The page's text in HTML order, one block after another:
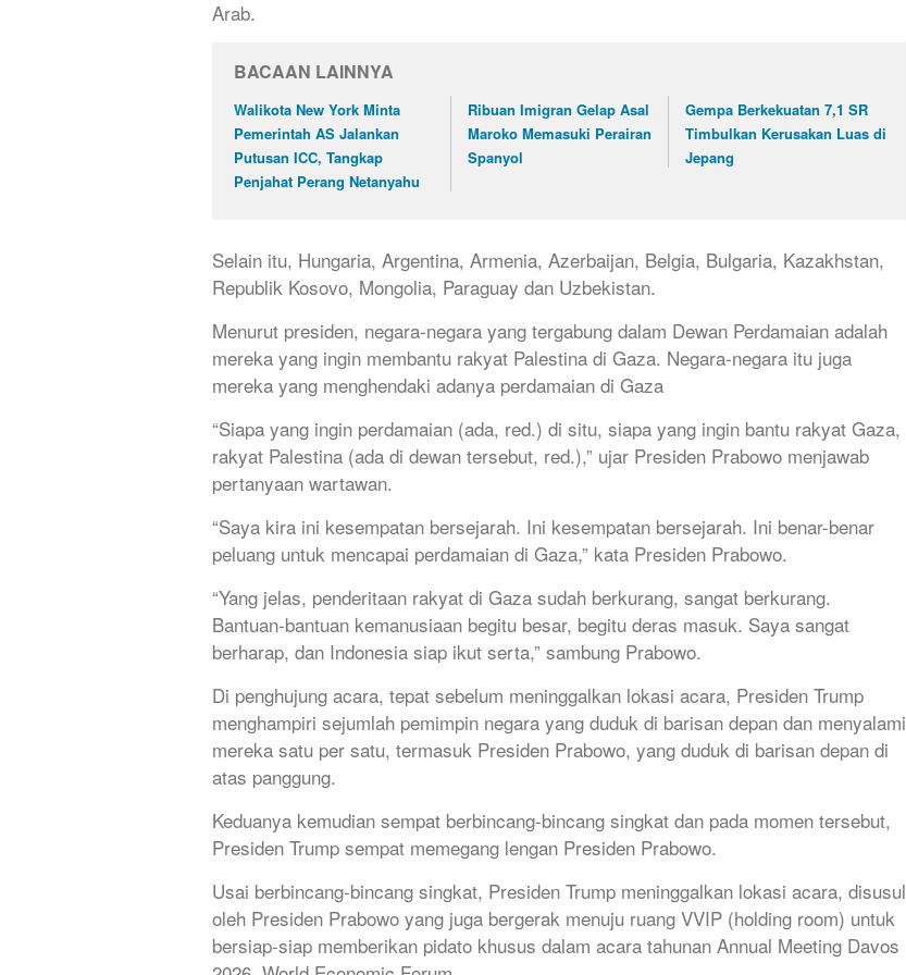
Arab.
BACAAN LAINNYA
Walikota New York Minta
Pemerintah AS Jalankan
Putusan ICC, Tangkap
Penjahat Perang Netanyahu
Ribuan Imigran Gelap Asal
Maroko Memasuki Perairan
Spanyol
Gempa Berkekuatan 7,1 SR
Timbulkan Kerusakan Luas di
Jepang
Selain itu, Hungaria, Argentina, Armenia, Azerbaijan, Belgia, Bulgaria, Kazakhstan,
Republik Kosovo, Mongolia, Paraguay dan Uzbekistan.
Menurut presiden, negara-negara yang tergabung dalam Dewan Perdamaian adalah
mereka yang ingin membantu rakyat Palestina di Gaza. Negara-negara itu juga
mereka yang menghendaki adanya perdamaian di Gaza
“Siapa yang ingin perdamaian (ada, red.) di situ, siapa yang ingin bantu rakyat Gaza,
rakyat Palestina (ada di dewan tersebut, red.),” ujar Presiden Prabowo menjawab
pertanyaan wartawan.
“Saya kira ini kesempatan bersejarah. Ini kesempatan bersejarah. Ini benar-benar
peluang untuk mencapai perdamaian di Gaza,” kata Presiden Prabowo.
“Yang jelas, penderitaan rakyat di Gaza sudah berkurang, sangat berkurang.
Bantuan-bantuan kemanusiaan begitu besar, begitu deras masuk. Saya sangat
berharap, dan Indonesia siap ikut serta,” sambung Prabowo.
Di penghujung acara, tepat sebelum meninggalkan lokasi acara, Presiden Trump
menghampiri sejumlah pemimpin negara yang duduk di barisan depan dan menyalami
mereka satu per satu, termasuk Presiden Prabowo, yang duduk di barisan depan di
atas panggung.
Keduanya kemudian sempat berbincang-bincang singkat dan pada momen tersebut,
Presiden Trump sempat memegang lengan Presiden Prabowo.
Usai berbincang-bincang singkat, Presiden Trump meninggalkan lokasi acara, disusul
oleh Presiden Prabowo yang juga bergerak menuju ruang VVIP (holding room) untuk
bersiap-siap memberikan pidato khusus dalam acara tahunan Annual Meeting Davos